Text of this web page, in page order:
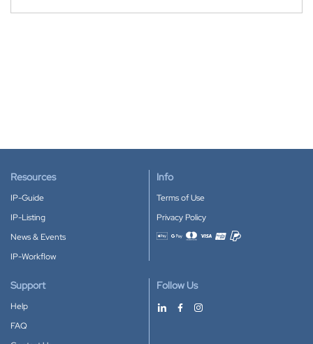
Resources
IP-Guide
IP-Listing
News & Events
IP-Workflow
Info
Terms of Use
Privacy Policy
Accepted payment methods
Support
Help
FAQ
Follow Us